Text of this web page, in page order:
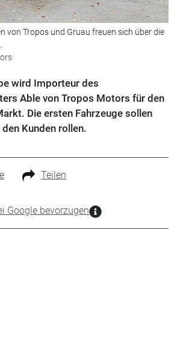
von Tropos und Gruau freuen sich über die
wird Importeur des
Able von Tropos Motors für den
Die ersten Fahrzeuge sollen
Kunden rollen.
Teilen
Google bevorzugen